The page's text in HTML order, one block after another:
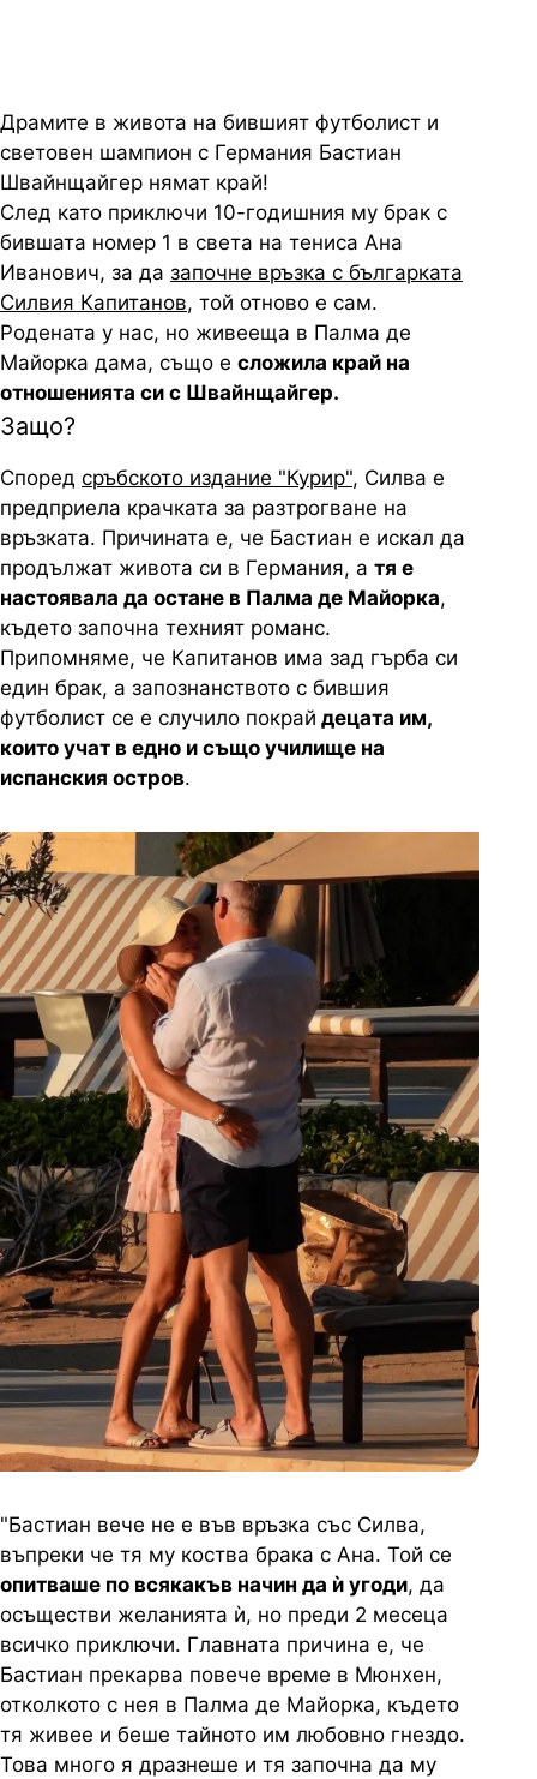
Драмите в живота на бившият футболист и
световен шампион с Германия Бастиан
Швайнщайгер нямат край!
След като приключи 10-годишния му брак с
бившата номер 1 в света на тениса Ана
Иванович, за да започне връзка с българката
Силвия Капитанов, той отново е сам.
Родената у нас, но живееща в Палма де
Майорка дама, също е сложила край на
отношенията си с Швайнщайгер.
Защо?
Според сръбското издание "Курир", Силва е
предприела крачката за разтрогване на
връзката. Причината е, че Бастиан е искал да
продължат живота си в Германия, а тя е
настоявала да остане в Палма де Майорка,
където започна техният романс.
Припомняме, че Капитанов има зад гърба си
един брак, а запознанството с бившия
футболист се е случило покрай децата им,
които учат в едно и също училище на
испанския остров.
"Бастиан вече не е във връзка със Силва,
въпреки че тя му коства брака с Ана. Той се
опитваше по всякакъв начин да ѝ угоди, да
осъществи желанията ѝ, но преди 2 месеца
всичко приключи. Главната причина е, че
Бастиан прекарва повече време в Мюнхен,
отколкото с нея в Палма де Майорка, където
тя живее и беше тайното им любовно гнездо.
Това много я дразнеше и тя започна да му